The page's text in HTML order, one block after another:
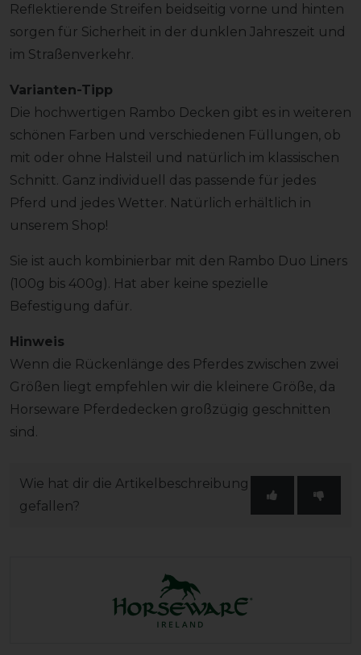
Reflektierende Streifen beidseitig vorne und hinten
sorgen für Sicherheit in der dunklen Jahreszeit und
im Straßenverkehr.
Varianten-Tipp
Die hochwertigen Rambo Decken gibt es in weiteren
schönen Farben und verschiedenen Füllungen, ob
mit oder ohne Halsteil und natürlich im klassischen
Schnitt. Ganz individuell das passende für jedes
Pferd und jedes Wetter. Natürlich erhältlich in
unserem Shop!
Sie ist auch kombinierbar mit den Rambo Duo Liners
(100g bis 400g). Hat aber keine spezielle
Befestigung dafür.
Hinweis
Wenn die Rückenlänge des Pferdes zwischen zwei
Größen liegt empfehlen wir die kleinere Größe, da
Horseware Pferdedecken großzügig geschnitten
sind.
Wie hat dir die Artikelbeschreibung
gefallen?